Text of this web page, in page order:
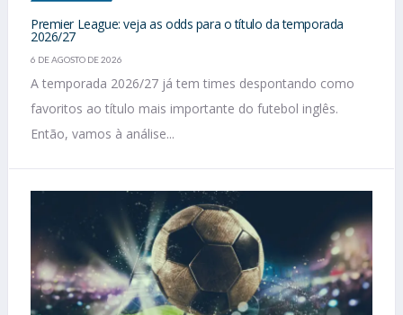
Premier League: veja as odds para o título da temporada
2026/27
6 DE AGOSTO DE 2026
A temporada 2026/27 já tem times despontando como
favoritos ao título mais importante do futebol inglês.
Então, vamos à análise...